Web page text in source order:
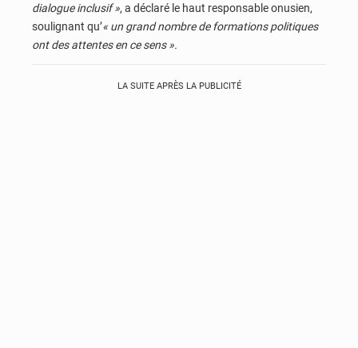
dialogue inclusif », a déclaré le haut responsable onusien,
soulignant qu’« un grand nombre de formations politiques
ont des attentes en ce sens ».
LA SUITE APRÈS LA PUBLICITÉ